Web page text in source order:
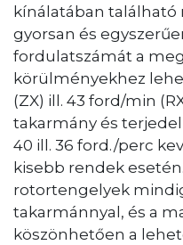
kínálatában található
gyorsan és
fordulatszámát a
körülményekhez
(ZX) ill. 43 ford/min
takarmány és
40 ill. 36 ford./perc
kisebb rendek
rotortengelyek
takarmánnyal, és a
köszönhetően a